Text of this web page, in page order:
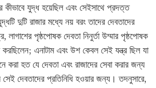
কীভাবে যুদ্ধ হয়েছিল এবং সেইসাথে প্রদত্ত
দুটি রাজার মধ্যে নয় বরং তাদের দেবতাদের
পৃষ্ঠপোষক দেবতা নিনুর্তা উম্মার পৃষ্ঠপোষক
করছিলেন; এনাটাম এবং উশ কেবল সেই যন্ত্র ছিল যা
হত যে দেবতা এবং রাজাদের সেবা করার জন্য
সেই দেবতাদের প্রতিনিধি হওয়ার জন্য। তদনুসারে,